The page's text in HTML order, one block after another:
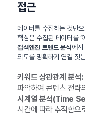
접근
데이터를 수집하는 것만
핵심은 수집된 데이터를 ‘
검색엔진 트렌드 분석에
의도를 명확하게 연결 짓
키워드 상관관계 분석:
파악하여 콘텐츠 전략
시계열 분석(Time
시간에 따라 추적함으